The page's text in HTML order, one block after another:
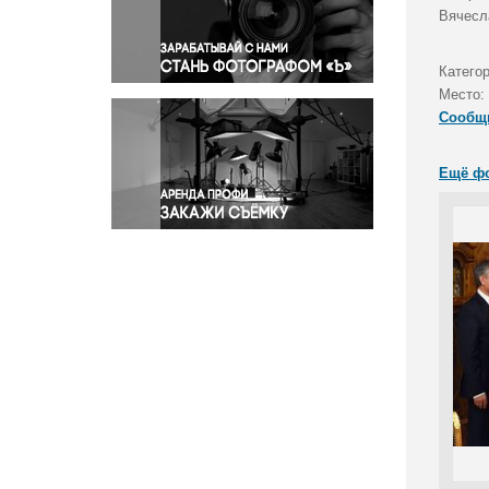
Правосудие
Происшествия и конфликты
Религия
Светская жизнь
Спорт
Экология
Экономика и бизнес
Место:
Ещё